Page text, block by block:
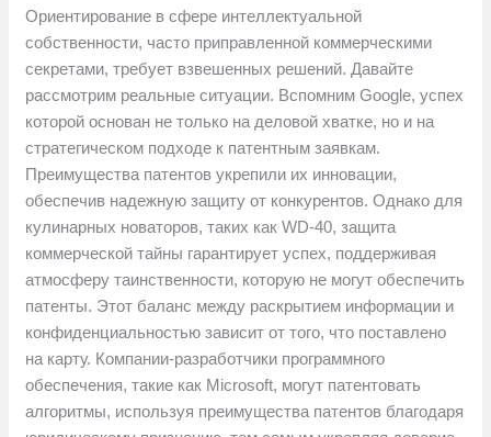
Ориентирование в сфере интеллектуальной
собственности, часто приправленной коммерческими
секретами, требует взвешенных решений. Давайте
рассмотрим реальные ситуации. Вспомним Google, успех
которой основан не только на деловой хватке, но и на
стратегическом подходе к патентным заявкам.
Преимущества патентов укрепили их инновации,
обеспечив надежную защиту от конкурентов. Однако для
кулинарных новаторов, таких как WD-40, защита
коммерческой тайны гарантирует успех, поддерживая
атмосферу таинственности, которую не могут обеспечить
патенты. Этот баланс между раскрытием информации и
конфиденциальностью зависит от того, что поставлено
на карту. Компании-разработчики программного
обеспечения, такие как Microsoft, могут патентовать
алгоритмы, используя преимущества патентов благодаря